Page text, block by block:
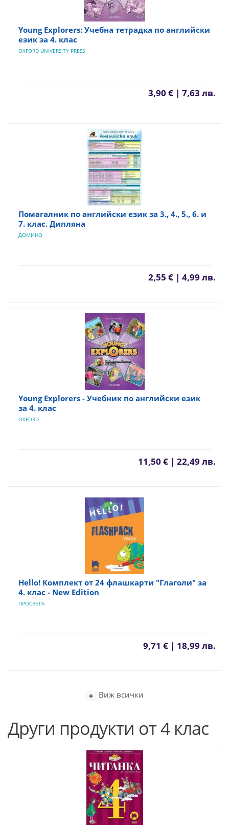
Young Explorers: Учебна тетрадка по английски
език за 4. клас
OXFORD UNIVERSITY PRESS
3,90 € | 7,63 лв.
Помагалник по английски език за 3., 4., 5., 6. и
7. клас. Дипляна
ДОМИНО
2,55 € | 4,99 лв.
Young Explorers - Учебник по английски език
за 4. клас
OXFORD
11,50 € | 22,49 лв.
Hello! Комплект от 24 флашкарти "Глаголи" за
4. клас - New Edition
ПРОСВЕТА
9,71 € | 18,99 лв.
Виж всички
Други продукти от 4 клас